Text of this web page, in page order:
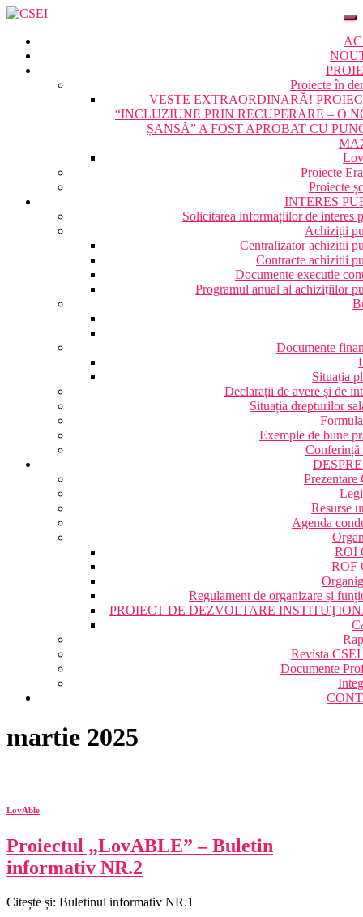
Proiecte în
VESTE EXTRAORDINARĂ!
“INCLUZIUNE PRIN RECUPERARE – O
ȘANSĂ” A FOST APROBAT CU
Proiecte
Proiecte
INTERES
Solicitarea informațiilor de interes
Achiziții
Centralizator achizitii
Contracte achizitii
Documente executie
Programul anual al achizițiilor
Documente
Situația
Declarații de avere și de
Situația drepturilor
Exemple de bune
Conferință
Prezentare
Resurse
Agenda
ROI
ROF
Regulament de organizare și
PROIECT DE DEZVOLTARE
Revista
Documente
martie 2025
LovAble
Proiectul „LovABLE” – Buletin
informativ NR.2
Citește și: Buletinul informativ NR.1